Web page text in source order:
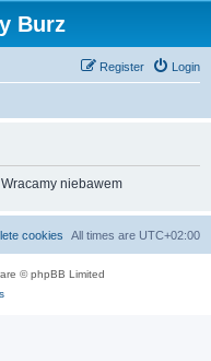
Burz
Login
Register
niebawem
All times are UTC+02:00
cookies
© phpBB Limited